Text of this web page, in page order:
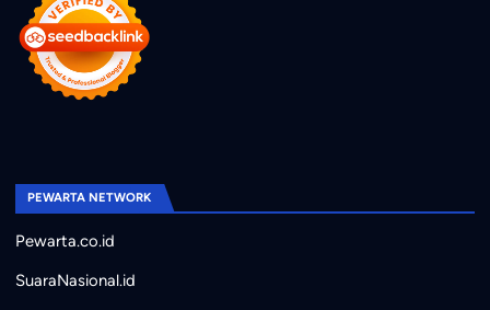
PEWARTA NETWORK
Pewarta.co.id
SuaraNasional.id